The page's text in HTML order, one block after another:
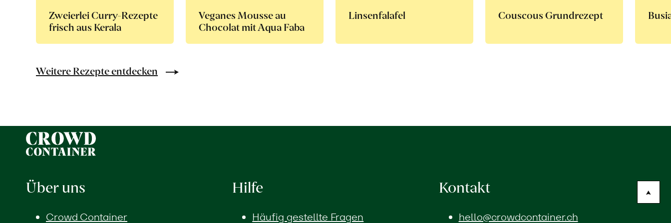
Zweierlei Curry-Rezepte
frisch aus Kerala
Veganes Mousse au
Chocolat mit Aqua Faba
Linsenfalafel Couscous Grundrezept
Weitere Rezepte entdecken
Über uns
Crowd Container
Hilfe
Häufig gestellte Fragen
Kontakt
hello@crowdcontainer.ch